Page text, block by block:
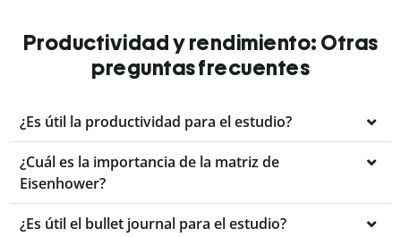
Productividad y rendimiento: Otras
preguntas frecuentes
¿Es útil la productividad para el estudio?
¿Cuál es la importancia de la matriz de
Eisenhower?
¿Es útil el bullet journal para el estudio?